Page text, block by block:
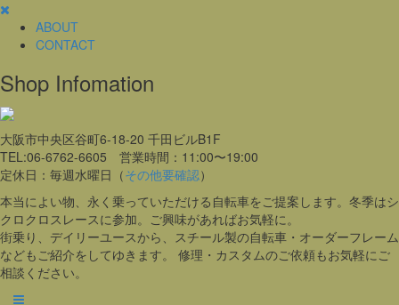
ABOUT
CONTACT
Shop Infomation
大阪市中央区谷町6-18-20 千田ビルB1F
TEL:06-6762-6605 営業時間：11:00〜19:00
定休日：毎週水曜日（その他要確認）
本当によい物、永く乗っていただける自転車をご提案します。冬季はシ
クロクロスレースに参加。ご興味があればお気軽に。
街乗り、デイリーユースから、スチール製の自転車・オーダーフレーム
などもご紹介をしてゆきます。 修理・カスタムのご依頼もお気軽にご
相談ください。